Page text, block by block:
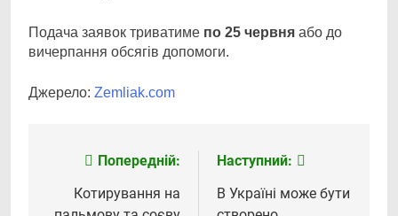
Подача заявок триватиме по 25 червня або до
вичерпання обсягів допомоги.
Джерело: Zemliak.com
Навігація
записів
Попередній:
Котирування на
Наступний:
В Україні може бути